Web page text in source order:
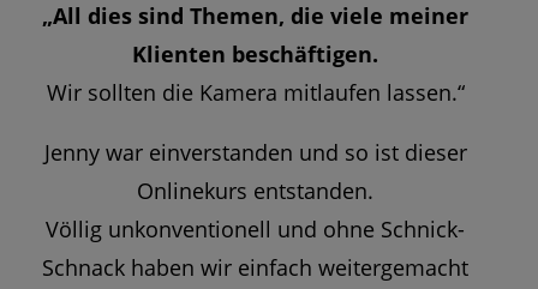
„All dies sind Themen, die viele meiner
Klienten beschäftigen.
Wir sollten die Kamera mitlaufen lassen.“
Jenny war einverstanden und so ist dieser
Onlinekurs entstanden.
Völlig unkonventionell und ohne Schnick-
Schnack haben wir einfach weitergemacht